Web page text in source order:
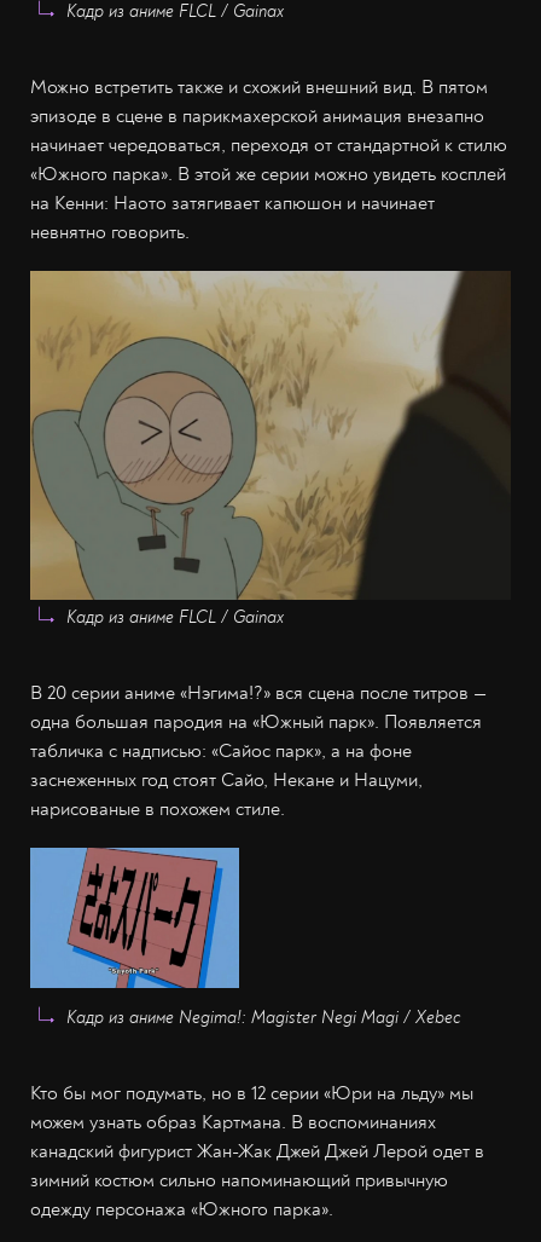
Кадр из аниме FLCL / Gainax
Можно встретить также и схожий внешний вид. В пятом
эпизоде в сцене в парикмахерской анимация внезапно
начинает чередоваться, переходя от стандартной к стилю
«Южного парка». В этой же серии можно увидеть косплей
на Кенни: Наото затягивает капюшон и начинает
невнятно говорить.
Кадр из аниме FLCL / Gainax
В 20 серии аниме «Нэгима!?» вся сцена после титров —
одна большая пародия на «Южный парк». Появляется
табличка с надписью: «Сайос парк», а на фоне
заснеженных год стоят Сайо, Некане и Нацуми,
нарисованые в похожем стиле.
Кадр из аниме Negima!: Magister Negi Magi / Xebec
Кто бы мог подумать, но в 12 серии «Юри на льду» мы
можем узнать образ Картмана. В воспоминаниях
канадский фигурист Жан-Жак Джей Джей Лерой одет в
зимний костюм сильно напоминающий привычную
одежду персонажа «Южного парка».